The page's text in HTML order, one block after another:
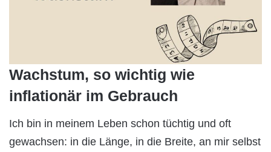
Wachstum, so wichtig wie
inflationär im Gebrauch
Ich bin in meinem Leben schon tüchtig und oft
gewachsen: in die Länge, in die Breite, an mir selbst